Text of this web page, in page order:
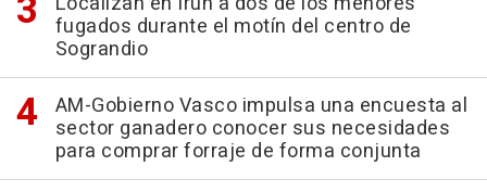
fugados durante el motín del centro de
Sograndio
AM-Gobierno Vasco impulsa una encuesta al
sector ganadero conocer sus necesidades
para comprar forraje de forma conjunta